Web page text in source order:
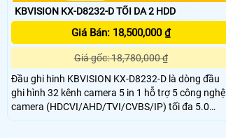
KBVISION KX-D8232-D TỐI DA 2 HDD
Giá Bán: 18,500,000 ₫
Giá gốc: 18,780,000 ₫
Đầu ghi hinh KBVISION KX-D8232-D là dòng đầu
ghi hình 32 kênh camera 5 in 1 hỗ trợ 5 công nghệ
camera (HDCVI/AHD/TVI/CVBS/IP) tối đa 5.0
Megapxiel . Hỗ trợ ghi hình:5M-N,4M-